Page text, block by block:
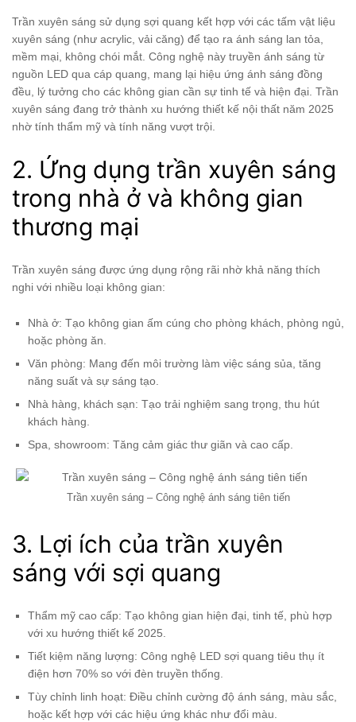
Trần xuyên sáng sử dụng sợi quang kết hợp với các tấm vật liệu
xuyên sáng (như acrylic, vải căng) để tạo ra ánh sáng lan tỏa,
mềm mại, không chói mắt. Công nghệ này truyền ánh sáng từ
nguồn LED qua cáp quang, mang lại hiệu ứng ánh sáng đồng
đều, lý tưởng cho các không gian cần sự tinh tế và hiện đại. Trần
xuyên sáng đang trở thành xu hướng thiết kế nội thất năm 2025
nhờ tính thẩm mỹ và tính năng vượt trội.
2. Ứng dụng trần xuyên sáng
trong nhà ở và không gian
thương mại
Trần xuyên sáng được ứng dụng rộng rãi nhờ khả năng thích
nghi với nhiều loại không gian:
Nhà ở: Tạo không gian ấm cúng cho phòng khách, phòng ngủ,
hoặc phòng ăn.
Văn phòng: Mang đến môi trường làm việc sáng sủa, tăng
năng suất và sự sáng tạo.
Nhà hàng, khách sạn: Tạo trải nghiệm sang trọng, thu hút
khách hàng.
Spa, showroom: Tăng cảm giác thư giãn và cao cấp.
Trần xuyên sáng – Công nghệ ánh sáng tiên tiến
3. Lợi ích của trần xuyên
sáng với sợi quang
Thẩm mỹ cao cấp: Tạo không gian hiện đại, tinh tế, phù hợp
với xu hướng thiết kế 2025.
Tiết kiệm năng lượng: Công nghệ LED sợi quang tiêu thụ ít
điện hơn 70% so với đèn truyền thống.
Tùy chỉnh linh hoạt: Điều chỉnh cường độ ánh sáng, màu sắc,
hoặc kết hợp với các hiệu ứng khác như đổi màu.